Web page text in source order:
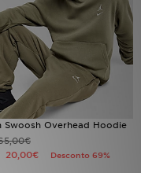
Swoosh Overhead Hoodie
20,00€ Desconto 69%